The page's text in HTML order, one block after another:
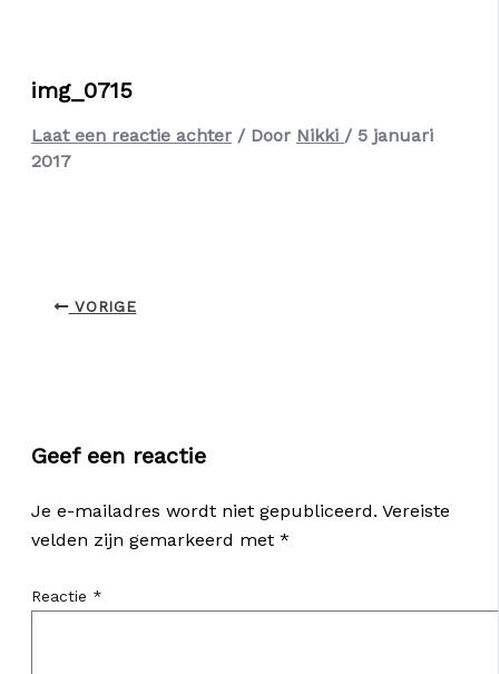
img_0715
Laat een reactie achter / Door Nikki / 5 januari
2017
VORIGE
Geef een reactie
Je e-mailadres wordt niet gepubliceerd. Vereiste
velden zijn gemarkeerd met *
Reactie *